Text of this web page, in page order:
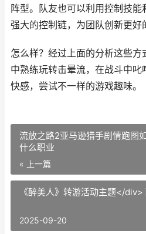
阵型。队友也可以利用控制技
强大的控制链，为团队创新更好
怎么样？经过上面的分析这些
中熟练玩转击晕流，在战斗中
快感，尝试不一样的游戏趣味。
流放之路2亚马逊猎手剧情跑图
什么职业
« 上一篇
2025-09-20